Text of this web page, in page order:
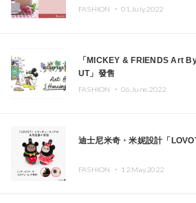
FASHION ・01.July.2022
「MICKEY & FRIENDS Art
UT」發售
FASHION ・06.June.2022
迪士尼米奇・米妮設計「
FASHION ・ 12.May.2022